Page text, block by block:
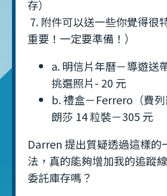
存）
7. 附件可以送一些你覺得很
重要！一定要準備！）
a. 明信片年曆－導遊送
挑選照片- 20 元
b. 禮盒－Ferrero（費
朗莎 14 粒裝－305 元
Darren 提出質疑透過這樣的
法，真的能夠增加我的追蹤
委託庫存嗎？